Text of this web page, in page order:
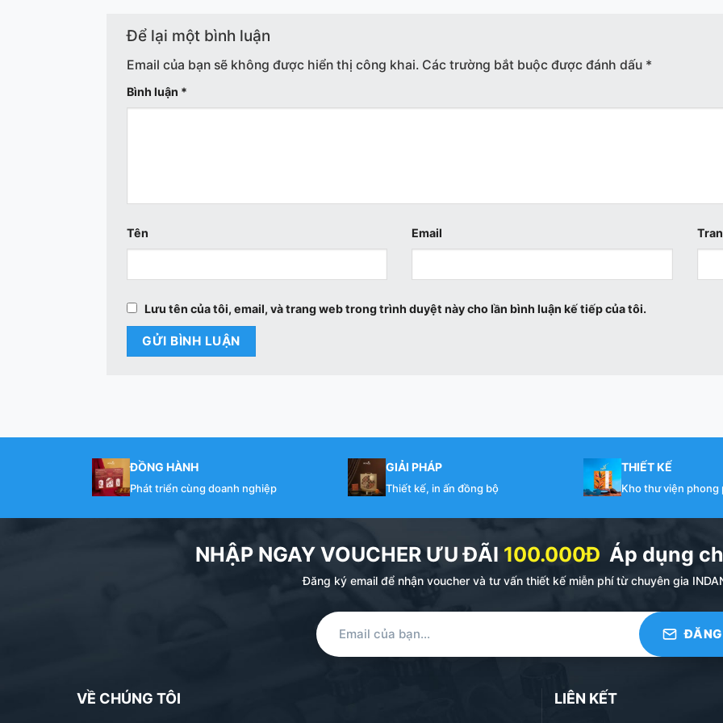
Để lại một bình luận
Email của bạn sẽ không được hiển thị công khai. Các trường bắt buộc được đánh dấu *
Bình luận *
Tên Email
Lưu tên của tôi, email, và trang web trong trình duyệt này cho lần bình luận kế tiếp của tôi.
ĐỒNG HÀNH
Phát triển cùng doanh nghiệp
GIẢI PHÁP
Thiết kế, in ấn đồng bộ
THIẾT KẾ
Kho thư viện phong
NHẬP NGAY VOUCHER ƯU ĐÃI 100.000Đ Áp dụng
Đăng ký email để nhận voucher và tư vấn thiết kế miễn phí từ chuyên gia
VỀ CHÚNG TÔI LIÊN KẾT